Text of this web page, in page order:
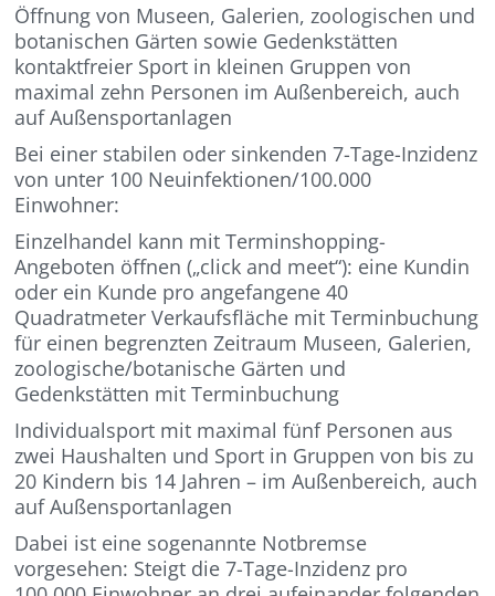
Öffnung von Museen, Galerien, zoologischen und
botanischen Gärten sowie Gedenkstätten
kontaktfreier Sport in kleinen Gruppen von
maximal zehn Personen im Außenbereich, auch
auf Außensportanlagen
Bei einer stabilen oder sinkenden 7-Tage-Inzidenz
von unter 100 Neuinfektionen/100.000
Einwohner:
Einzelhandel kann mit Terminshopping-
Angeboten öffnen („click and meet“): eine Kundin
oder ein Kunde pro angefangene 40
Quadratmeter Verkaufsfläche mit Terminbuchung
für einen begrenzten Zeitraum Museen, Galerien,
zoologische/botanische Gärten und
Gedenkstätten mit Terminbuchung
Individualsport mit maximal fünf Personen aus
zwei Haushalten und Sport in Gruppen von bis zu
20 Kindern bis 14 Jahren – im Außenbereich, auch
auf Außensportanlagen
Dabei ist eine sogenannte Notbremse
vorgesehen: Steigt die 7-Tage-Inzidenz pro